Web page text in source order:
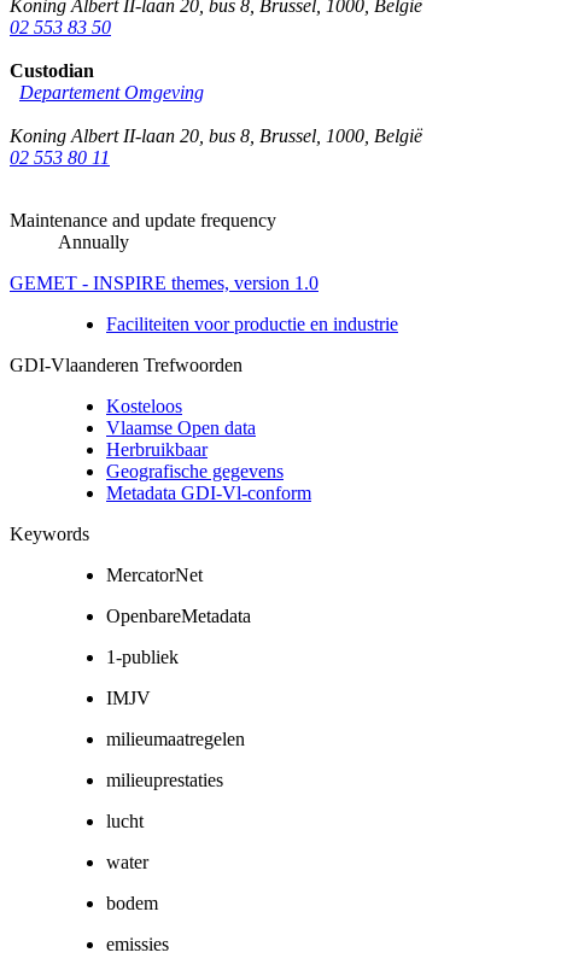
Koning Albert II-laan 20, bus 8 Brussel 1000 België
02 553 83 50
Custodian
Departement Omgeving
Koning Albert II-laan 20, bus 8 Brussel 1000 België
02 553 80 11
Maintenance and update frequency
Annually
GEMET - INSPIRE themes, version 1.0
Faciliteiten voor productie en industrie
GDI-Vlaanderen Trefwoorden
Kosteloos
Vlaamse Open data
Herbruikbaar
Geografische gegevens
Metadata GDI-Vl-conform
Keywords
MercatorNet
OpenbareMetadata
1-publiek
IMJV
milieumaatregelen
milieuprestaties
lucht
water
bodem
emissies